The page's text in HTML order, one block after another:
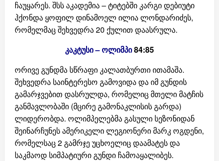
ჩაუყარეს. შსს აკადემია – ტიტებში კარგი დებიუტი
ჰქონდა ყოფილ დინამოელ ილია ლონდარიძეს,
რომელმაც შეხვედრა 20 ქულით დაასრულა.
კაკტუსი – ოლიმპი84:85
ორივე გუნდმა სწრაფი კალათბურთი ითამაშა.
შეხვედრა საინტერესო გამოვიდა და იმ გუნდის
გამარჯვებით დასრულდა, რომელიც მთელი მატჩის
განმავლობაში (მცირე გამონაკლისის გარდა)
ლიდერობდა. ოლიმპელებმა გასული სეზონიდან
შეინარჩუნეს ამერიკელი ლეგიონერი მარკ ოგდენი,
რომელსაც 2 გამრჯე უცხოელიც დაამატეს და
საკმაოდ სიმპატიური გუნდი ჩამოაყალიბეს.